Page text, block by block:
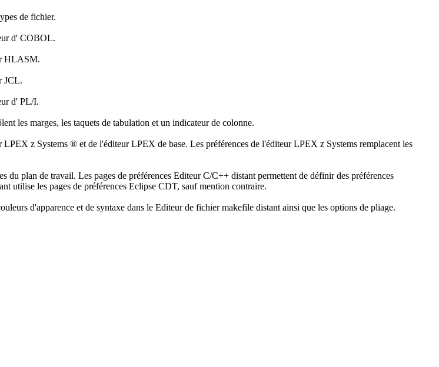
de fichier.
d' COBOL.
HLASM.
JCL.
d' PL/I.
les marges, les taquets de tabulation et un indicateur de colonne.
z Systems ® et de l'éditeur LPEX de base. Les préférences de l'éditeur LPEX z Systems remplacent les
du plan de travail. Les pages de préférences Editeur C/C++ distant permettent de définir des préférences
utilise les pages de préférences Eclipse CDT, sauf mention contraire.
d'apparence et de syntaxe dans le Editeur de fichier makefile distant ainsi que les options de pliage.